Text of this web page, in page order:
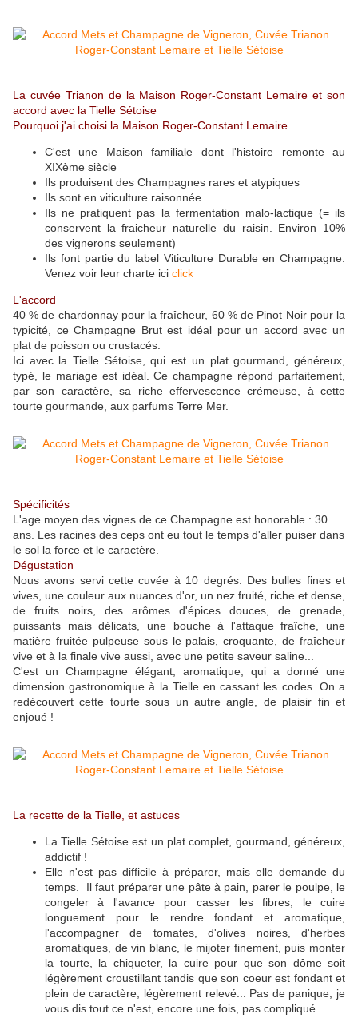
La cuvée Trianon de la Maison Roger-Constant Lemaire et son
accord avec la Tielle Sétoise
Pourquoi j'ai choisi la Maison Roger-Constant Lemaire...
C'est une Maison familiale dont l'histoire remonte au
XIXème siècle
Ils produisent des Champagnes rares et atypiques
Ils sont en viticulture raisonnée
Ils ne pratiquent pas la fermentation malo-lactique (= ils
conservent la fraicheur naturelle du raisin. Environ 10%
des vignerons seulement)
Ils font partie du label Viticulture Durable en Champagne.
Venez voir leur charte ici click
L'accord
40 % de chardonnay pour la fraîcheur, 60 % de Pinot Noir pour la
typicité, ce Champagne Brut est idéal pour un accord avec un
plat de poisson ou crustacés.
Ici avec la Tielle Sétoise, qui est un plat gourmand, généreux,
typé, le mariage est idéal. Ce champagne répond parfaitement,
par son caractère, sa riche effervescence crémeuse, à cette
tourte gourmande, aux parfums Terre Mer.
Spécificités
L'age moyen des vignes de ce Champagne est honorable : 30
ans. Les racines des ceps ont eu tout le temps d'aller puiser dans
le sol la force et le caractère.
Dégustation
Nous avons servi cette cuvée à 10 degrés. Des bulles fines et
vives, une couleur aux nuances d'or, un nez fruité, riche et dense,
de fruits noirs, des arômes d'épices douces, de grenade,
puissants mais délicats, une bouche à l'attaque fraîche, une
matière fruitée pulpeuse sous le palais, croquante, de fraîcheur
vive et à la finale vive aussi, avec une petite saveur saline...
C'est un Champagne élégant, aromatique, qui a donné une
dimension gastronomique à la Tielle en cassant les codes. On a
redécouvert cette tourte sous un autre angle, de plaisir fin et
enjoué !
La recette de la Tielle, et astuces
La Tielle Sétoise est un plat complet, gourmand, généreux,
addictif !
Elle n'est pas difficile à préparer, mais elle demande du
temps. Il faut préparer une pâte à pain, parer le poulpe, le
congeler à l'avance pour casser les fibres, le cuire
longuement pour le rendre fondant et aromatique,
l'accompagner de tomates, d'olives noires, d'herbes
aromatiques, de vin blanc, le mijoter finement, puis monter
la tourte, la chiqueter, la cuire pour que son dôme soit
légèrement croustillant tandis que son coeur est fondant et
plein de caractère, légèrement relevé... Pas de panique, je
vous dis tout ce n'est, encore une fois, pas compliqué...